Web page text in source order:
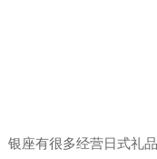
银座有很多经营日式礼